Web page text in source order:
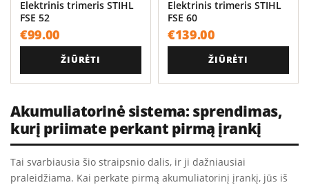
Elektrinis trimeris STIHL
FSE 52
€99.00
ŽIŪRĖTI
Elektrinis trimeris STIHL
FSE 60
€139.00
ŽIŪRĖTI
Akumuliatorinė sistema: sprendimas,
kurį priimate perkant pirmą įrankį
Tai svarbiausia šio straipsnio dalis, ir ji dažniausiai
praleidžiama. Kai perkate pirmą akumuliatorinį įrankį, jūs iš